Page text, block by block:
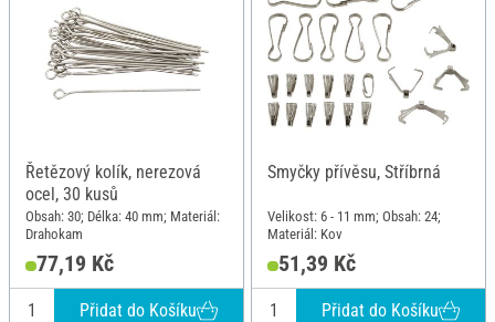
Řetězový kolík, nerezová
ocel, 30 kusů
Obsah: 30; Délka: 40 mm; Materiál:
Drahokam
77,19 Kč
Přidat do Košíku
Smyčky přívěsu, Stříbrná
Velikost: 6 - 11 mm; Obsah: 24;
Materiál: Kov
51,39 Kč
Přidat do Košíku